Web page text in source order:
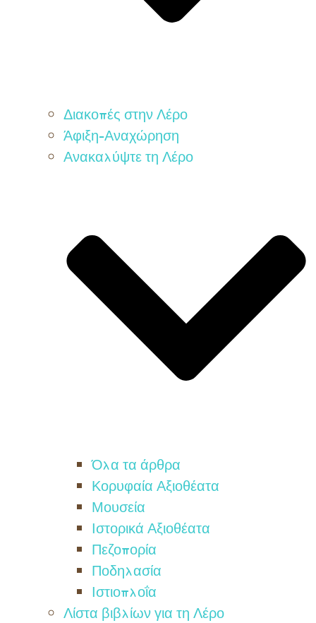
Διακοπές στην Λέρο
Άφιξη-Αναχώρηση
Ανακαλύψτε τη Λέρο
Όλα τα άρθρα
Κορυφαία Αξιοθέατα
Μουσεία
Ιστορικά Αξιοθέατα
Πεζοπορία
Ποδηλασία
Ιστιοπλοΐα
Λίστα βιβλίων για τη Λέρο